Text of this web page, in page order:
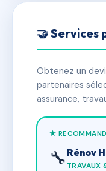
🤝
Obtenez un
partenaires
assurance,
★
🔧 Rénov
TRAVAUX